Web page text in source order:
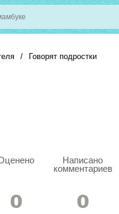
/ Говорят подростки
Написано
комментариев
0 0